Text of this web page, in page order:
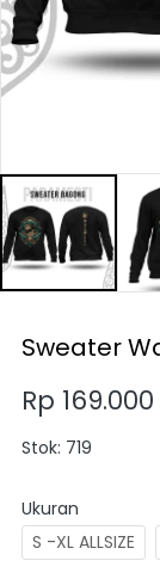
Sweater
Rp
Stok: 719
Ukuran
S -XL ALLSIZE